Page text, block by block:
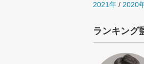
2021年 / 2020
ランキング